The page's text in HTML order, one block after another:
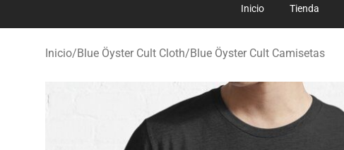
Inicio Tienda
Inicio/Blue Öyster Cult Cloth/Blue Öyster Cult Camisetas